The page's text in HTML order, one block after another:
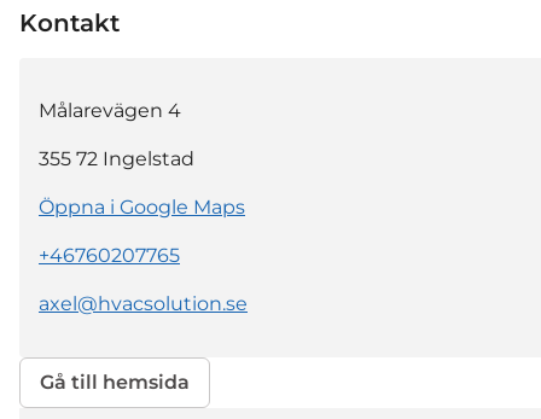
Kontakt
Målarevägen 4
355 72 Ingelstad
Öppna i Google Maps
+46760207765
axel@hvacsolution.se
Gå till hemsida